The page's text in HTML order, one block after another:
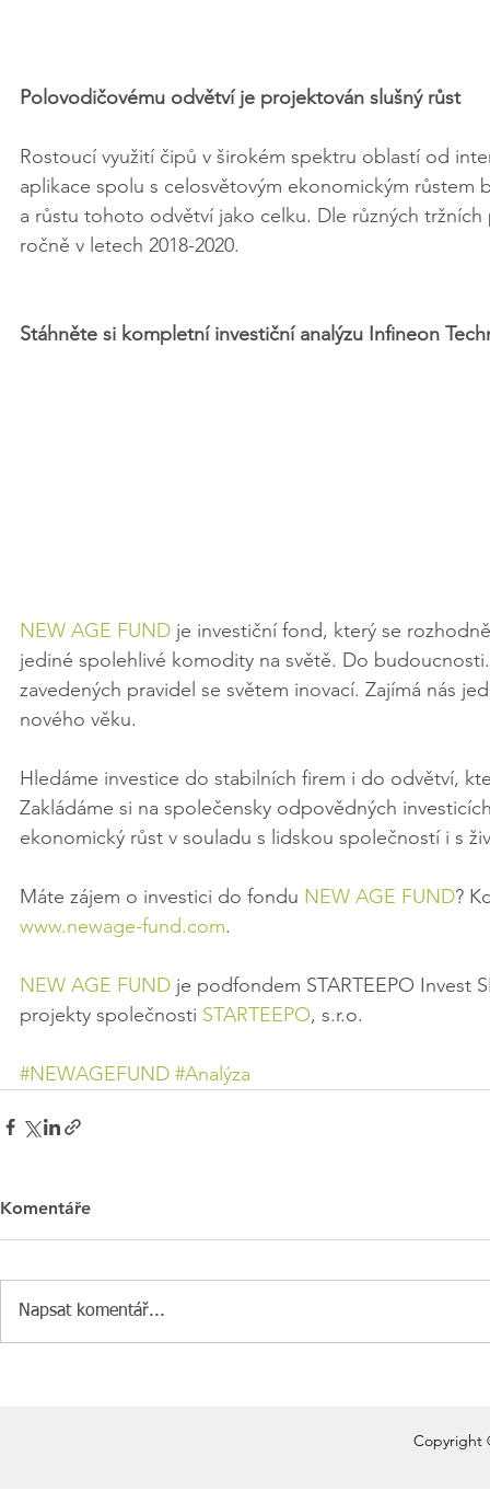
Polovodičovému odvětví je projektován slušný růst
Rostoucí využití čipů v širokém spektru oblastí od
aplikace spolu s celosvětovým ekonomickým
a růstu tohoto odvětví jako celku. Dle různých
ročně v letech 2018-2020.
Stáhněte si kompletní investiční analýzu Infineon
NEW AGE FUND je investiční fond, který se
jediné spolehlivé komodity na světě. Do
zavedených pravidel se světem inovací. Zajímá nás
nového věku.
Hledáme investice do stabilních firem i do odvětví,
Zakládáme si na společensky odpovědných
ekonomický růst v souladu s lidskou společností i s
Máte zájem o investici do fondu NEW AGE FUND?
www.newage-fund.com.
NEW AGE FUND je podfondem STARTEEPO Invest
projekty společnosti STARTEEPO, s.r.o.
#NEWAGEFUND #Analýza
Komentáře
Napsat komentář...
Copyright